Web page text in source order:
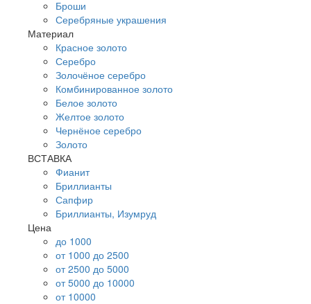
Броши
Серебряные украшения
Материал
Красное золото
Серебро
Золочёное серебро
Комбинированное золото
Белое золото
Желтое золото
Чернёное серебро
Золото
ВСТАВКА
Фианит
Бриллианты
Сапфир
Бриллианты, Изумруд
Цена
до 1000
от 1000 до 2500
от 2500 до 5000
от 5000 до 10000
от 10000